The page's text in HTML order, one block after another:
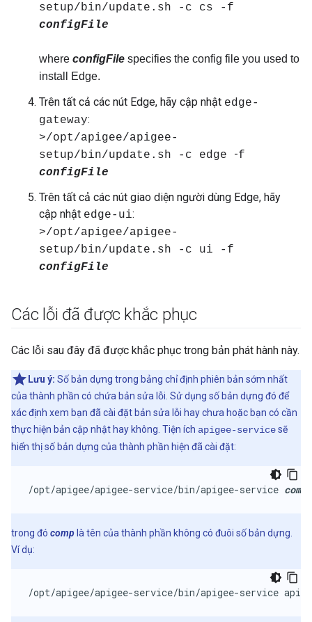
setup/bin/update.sh -c cs -f
configFile
where configFile specifies the config file you used to
install Edge.
Trên tất cả các nút Edge, hãy cập nhật edge-
gateway:
>/opt/apigee/apigee-
setup/bin/update.sh -c edge -f
configFile
Trên tất cả các nút giao diện người dùng Edge, hãy
cập nhật edge-ui:
>/opt/apigee/apigee-
setup/bin/update.sh -c ui
-f
configFile
Các lỗi đã được khắc phục
Các lỗi sau đây đã được khắc phục trong bản phát hành này.
Lưu ý: Số bản dựng trong bảng chỉ định phiên bản sớm nhất
của thành phần có chứa bản sửa lỗi. Sử dụng số bản dựng đó để
xác định xem bạn đã cài đặt bản sửa lỗi hay chưa hoặc bạn có cần
thực hiện bản cập nhật hay không. Tiện ích apigee-servicesẽ
hiển thị số bản dựng của thành phần hiện đã cài đặt:
/opt/apigee/apigee-service/bin/apigee-service comp
trong đó comp là tên của thành phần không có đuôi số bản dựng.
Ví dụ:
/opt/apigee/apigee-service/bin/apigee-service